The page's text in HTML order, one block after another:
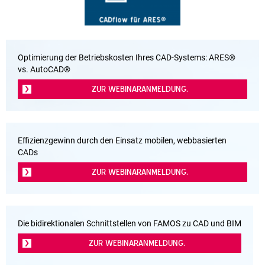
Optimierung der Betriebskosten Ihres CAD-Systems: ARES®
vs. AutoCAD®
ZUR WEBINARANMELDUNG.
Effizienzgewinn durch den Einsatz mobilen, webbasierten
CADs
ZUR WEBINARANMELDUNG.
Die bidirektionalen Schnittstellen von FAMOS zu CAD und BIM
ZUR WEBINARANMELDUNG.